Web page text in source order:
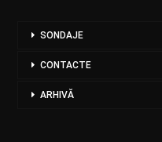
SONDAJE
CONTACTE
ARHIVĂ